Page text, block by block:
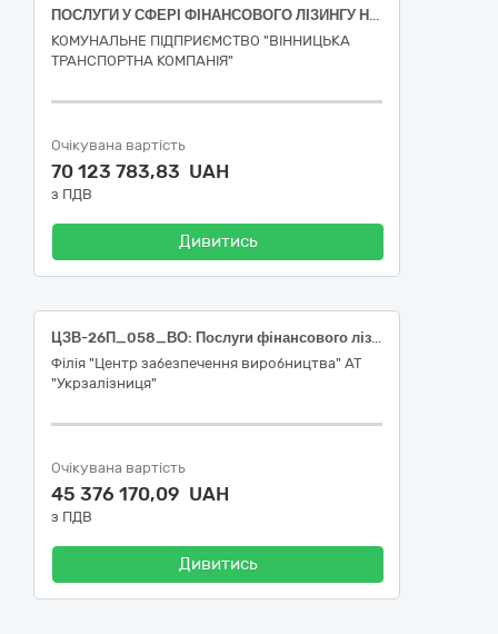
ПОСЛУГИ У СФЕРІ ФІНАНСОВОГО ЛІЗИНГУ НА ЗАКУПІВЛЮ АВТОБУСІВ МІСЬКИХ (2 одиниці)
КОМУНАЛЬНЕ ПІДПРИЄМСТВО "ВІННИЦЬКА
ТРАНСПОРТНА КОМПАНІЯ"
Очікувана вартість
70 123 783,83 UAH
з ПДВ
Дивитись
ЦЗВ-26П_058_ВО: Послуги фінансового лізингу (66110000-4 Банківські послуги)
Філія "Центр забезпечення виробництва" АТ
"Укрзалізниця"
Очікувана вартість
45 376 170,09 UAH
з ПДВ
Дивитись